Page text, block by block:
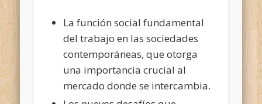
La función social fundamental
del trabajo en las sociedades
contemporáneas, que otorga
una importancia crucial al
mercado donde se intercambia.